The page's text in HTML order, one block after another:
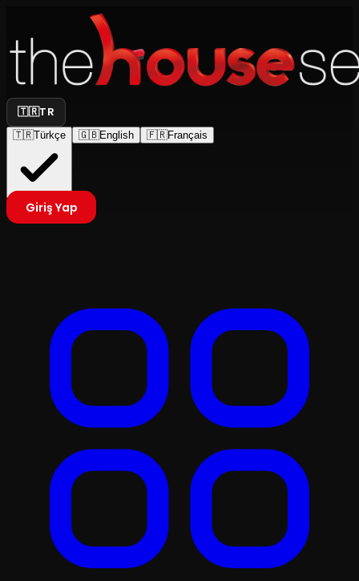
🇹🇷TR
🇹🇷Türkçe 🇬🇧English 🇫🇷Français
Giriş Yap